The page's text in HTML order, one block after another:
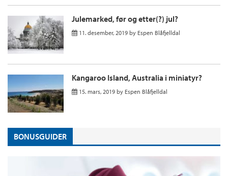
Julemarked, før og etter(?) jul?
11. desember, 2019 by Espen Blåfjelldal
Kangaroo Island, Australia i miniatyr?
15. mars, 2019 by Espen Blåfjelldal
BONUSGUIDER